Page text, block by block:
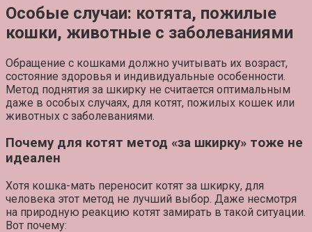
Особые случаи: котята, пожилые
кошки, животные с заболеваниями
Обращение с кошками должно учитывать их возраст,
состояние здоровья и индивидуальные особенности.
Метод поднятия за шкирку не считается оптимальным
даже в особых случаях, для котят, пожилых кошек или
животных с заболеваниями.
Почему для котят метод «за шкирку» тоже не
идеален
Хотя кошка-мать переносит котят за шкирку, для
человека этот метод не лучший выбор. Даже несмотря
на природную реакцию котят замирать в такой ситуации.
Вот почему: